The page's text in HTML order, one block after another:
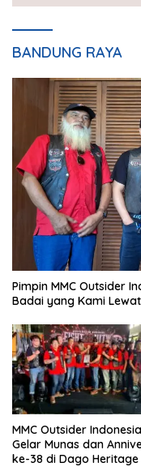
BANDUNG RAYA
Pimpin MMC Outsider
Badai yang Kami
MMC Outsider Indonesia
Gelar Munas dan
ke-38 di Dago Heritage